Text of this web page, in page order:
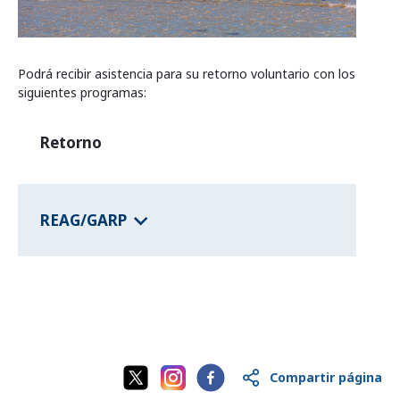
Programas de los estados federales
Información del país
Podrá recibir asistencia para su retorno voluntario con los
siguientes programas:
Retorno
REAG/GARP
Compartir página